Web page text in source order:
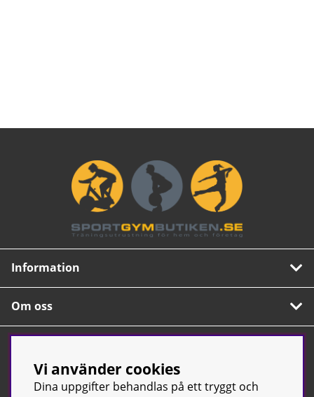
Information
Om oss
Prenumerera på vårt populära nyhetsbrev. Innehåller
tips, nyheter och våra allra bästa erbjudanden.
Vi använder cookies
Dina uppgifter behandlas på ett tryggt och